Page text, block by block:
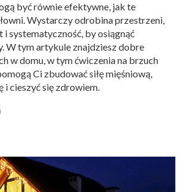
być równie efektywne, jak te
Wystarczy odrobina przestrzeni,
systematyczność, by osiągnąć
W tym artykule znajdziesz dobre
w domu, w tym ćwiczenia na brzuch
Ci zbudować siłę mięśniową,
i cieszyć się zdrowiem.